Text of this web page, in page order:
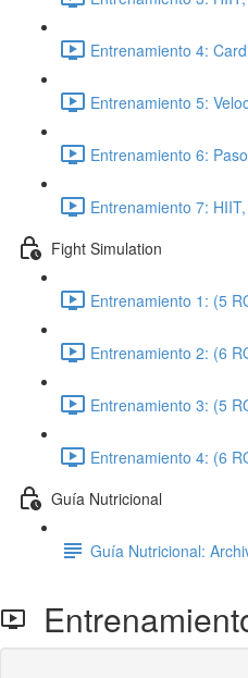
Entrenamiento 4:
Entrenamiento 5:
Entrenamiento 6:
Entrenamiento 7:
Fight Simulation
Entrenamiento 1: (5
Entrenamiento 2: (6
Entrenamiento 3: (5
Entrenamiento 4: (6
Guía Nutricional
Guía Nutricional: